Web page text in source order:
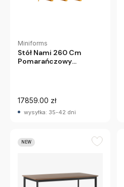
Miniforms
Stół Nami 260 Cm
Pomarańczowy
17859.00 zł
wysyłka: 35-42 dni
NEW